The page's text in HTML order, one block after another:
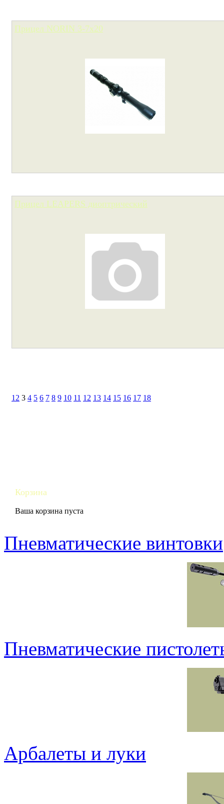
Прицел NORIN 3-7х20
Прицел LEAPERS диоптрический
1 2 3 4 5 6 7 8 9 10 11 12 13 14 15 16 17 18
Корзина
Ваша корзина пуста
Пневматические винтовки
Пневматические
Арбалеты и луки